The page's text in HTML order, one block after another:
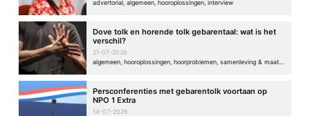
advertorial, algemeen, hooroplossingen, interview
Dove tolk en horende tolk gebarentaal: wat is het
verschil?
21-07-2026
Persconferenties met gebarentolk voortaan op
NPO 1 Extra
14-07-2026